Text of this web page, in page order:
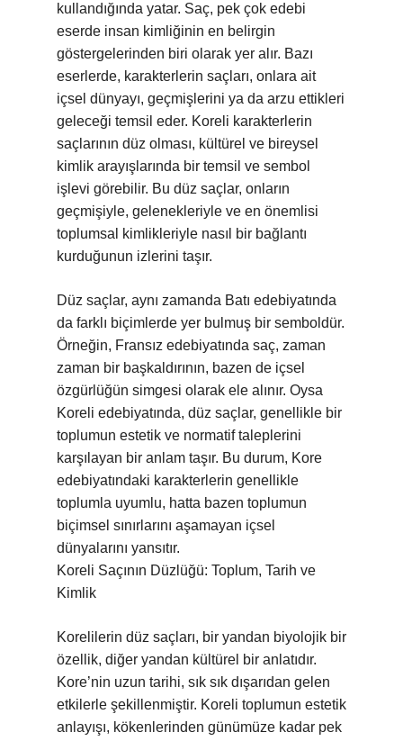
kullandığında yatar. Saç, pek çok edebi
eserde insan kimliğinin en belirgin
göstergelerinden biri olarak yer alır. Bazı
eserlerde, karakterlerin saçları, onlara ait
içsel dünyayı, geçmişlerini ya da arzu ettikleri
geleceği temsil eder. Koreli karakterlerin
saçlarının düz olması, kültürel ve bireysel
kimlik arayışlarında bir temsil ve sembol
işlevi görebilir. Bu düz saçlar, onların
geçmişiyle, gelenekleriyle ve en önemlisi
toplumsal kimlikleriyle nasıl bir bağlantı
kurduğunun izlerini taşır.
Düz saçlar, aynı zamanda Batı edebiyatında
da farklı biçimlerde yer bulmuş bir semboldür.
Örneğin, Fransız edebiyatında saç, zaman
zaman bir başkaldırının, bazen de içsel
özgürlüğün simgesi olarak ele alınır. Oysa
Koreli edebiyatında, düz saçlar, genellikle bir
toplumun estetik ve normatif taleplerini
karşılayan bir anlam taşır. Bu durum, Kore
edebiyatındaki karakterlerin genellikle
toplumla uyumlu, hatta bazen toplumun
biçimsel sınırlarını aşamayan içsel
dünyalarını yansıtır.
Koreli Saçının Düzlüğü: Toplum, Tarih ve
Kimlik
Korelilerin düz saçları, bir yandan biyolojik bir
özellik, diğer yandan kültürel bir anlatıdır.
Kore’nin uzun tarihi, sık sık dışarıdan gelen
etkilerle şekillenmiştir. Koreli toplumun estetik
anlayışı, kökenlerinden günümüze kadar pek